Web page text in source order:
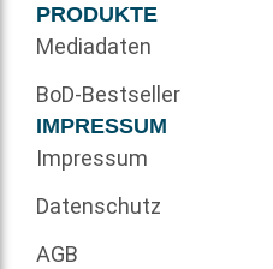
PRODUKTE
Mediadaten
BoD-Bestseller
IMPRESSUM
Impressum
Datenschutz
AGB